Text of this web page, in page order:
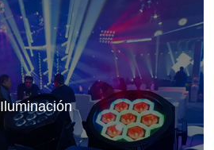
Iluminación